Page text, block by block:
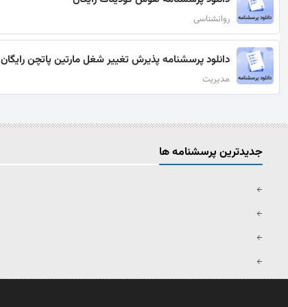
روانشناسی
دانلود پرسشنامه پذيرش تغيير شغل مارتين پاتچن رایگان
مدیریت
جدیدترین پرسشنامه ها